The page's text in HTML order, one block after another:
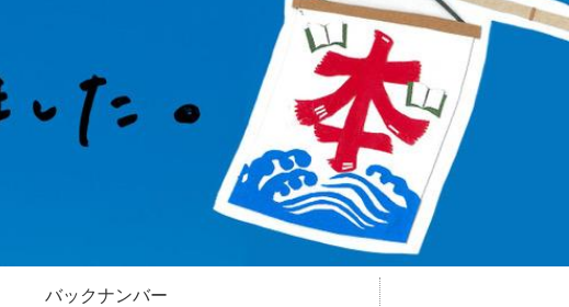
バックナンバー